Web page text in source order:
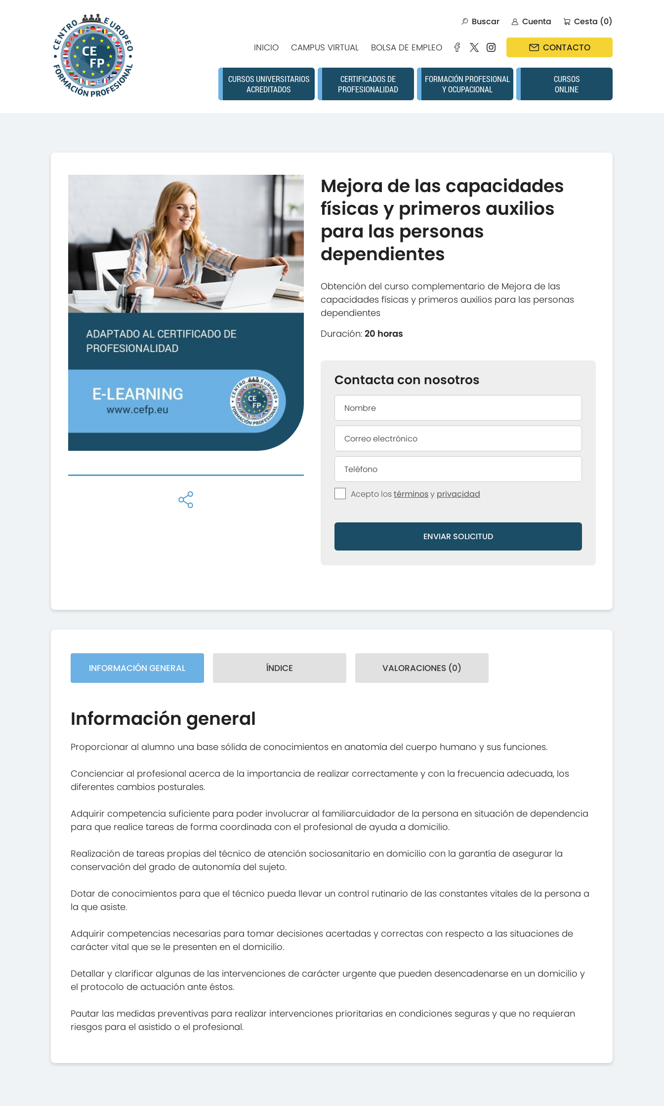
Buscar Cuenta Cesta (0)
INICIO CAMPUS VIRTUAL BOLSA DE EMPLEO CONTACTO
CURSOS UNIVERSITARIOS
ACREDITADOS
CERTIFICADOS DE
PROFESIONALIDAD
FORMACIÓN PROFESIONAL
Y OCUPACIONAL
CURSOS
ONLINE
Mejora de las capacidades
físicas y primeros auxilios
para las personas
dependientes
Obtención del curso complementario de Mejora de las
capacidades físicas y primeros auxilios para las personas
dependientes
Duración:20 horas
Contacta con nosotros
Acepto lostérminosy privacidad
ENVIAR SOLICITUD
INFORMACIÓN GENERAL ÍNDICE VALORACIONES (0)
Información general
Proporcionar al alumno una base sólida de conocimientos en anatomía del cuerpo humano y sus funciones.
Concienciar al profesional acerca de la importancia de realizar correctamente y con la frecuencia adecuada, los
diferentes cambios posturales.
Adquirir competencia suficiente para poder involucrar al familiarcuidador de la persona en situación de dependencia
para que realice tareas de forma coordinada con el profesional de ayuda a domicilio.
Realización de tareas propias del técnico de atención sociosanitario en domicilio con la garantía de asegurar la
conservación del grado de autonomía del sujeto.
Dotar de conocimientos para que el técnico pueda llevar un control rutinario de las constantes vitales de la persona a
la que asiste.
Adquirir competencias necesarias para tomar decisiones acertadas y correctas con respecto a las situaciones de
carácter vital que se le presenten en el domicilio.
Detallar y clarificar algunas de las intervenciones de carácter urgente que pueden desencadenarse en un domicilio y
el protocolo de actuación ante éstos.
Pautar las medidas preventivas para realizar intervenciones prioritarias en condiciones seguras y que no requieran
riesgos para el asistido o el profesional.